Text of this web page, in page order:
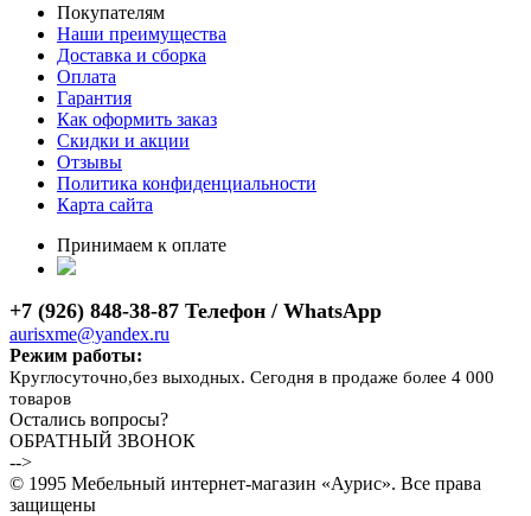
Покупателям
Наши преимущества
Доставка и сборка
Оплата
Гарантия
Как оформить заказ
Скидки и акции
Отзывы
Политика конфиденциальности
Карта сайта
Принимаем к оплате
+7 (926) 848-38-87 Телефон / WhatsApp
aurisxme@yandex.ru
Режим работы:
Круглосуточно,без выходных. Сегодня в продаже более 4 000
товаров
Остались вопросы?
ОБРАТНЫЙ ЗВОНОК
-->
© 1995 Мебельный интернет-магазин «Аурис». Все права
защищены